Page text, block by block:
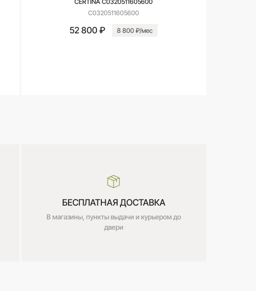
C0320511605600
52 800 ₽ 8 800 ₽/мес
БЕСПЛАТНАЯ ДОСТАВКА
В магазины, пункты выдачи и курьером до
двери